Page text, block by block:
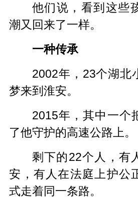
他们说，看到这些
潮又回来了一样。
一种传承
2002年，23个湖北
梦来到淮安。
2015年，其中一个
了他守护的高速公路上。
剩下的22个人，有
安，有人在法庭上护公
式走着同一条路。